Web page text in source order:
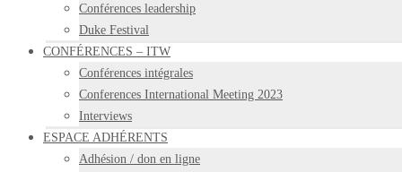
Conférences leadership
Duke Festival
CONFÉRENCES – ITW
Conférences intégrales
Conferences International Meeting 2023
Interviews
ESPACE ADHÉRENTS
Adhésion / don en ligne